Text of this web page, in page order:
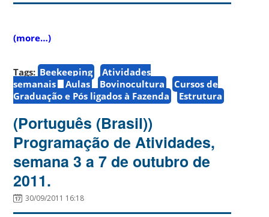
(more…)
Tags: Beekeeping
Atividades
semanais
Aulas Bovinocultura
Cursos de
Graduação e Pós ligados à Fazenda
Estrutura
(Português (Brasil))
Programação de Atividades,
semana 3 a 7 de outubro de
2011.
30/09/2011 16:18